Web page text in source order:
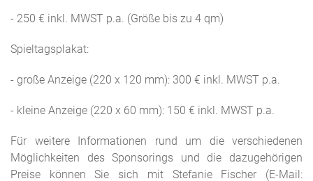
- 250 € inkl. MWST p.a. (Größe bis zu 4 qm)
Spieltagsplakat:
- große Anzeige (220 x 120 mm): 300 € inkl. MWST p.a.
- kleine Anzeige (220 x 60 mm): 150 € inkl. MWST p.a.
Für weitere Informationen rund um die verschiedenen
Möglichkeiten des Sponsorings und die dazugehörigen
Preise können Sie sich mit Stefanie Fischer (E-Mail: